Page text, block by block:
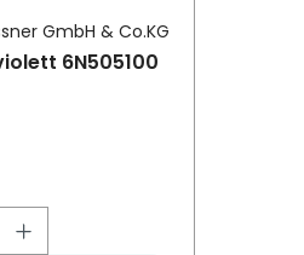
dieWert ein
GmbH & Co.KG
6N505100
Anzahl: Gib den